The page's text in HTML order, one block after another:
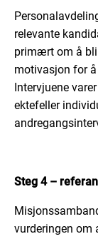
relevante
primært om å
motivasjon for
Intervjuene
ektefeller
Steg 4 –
vurderingen om